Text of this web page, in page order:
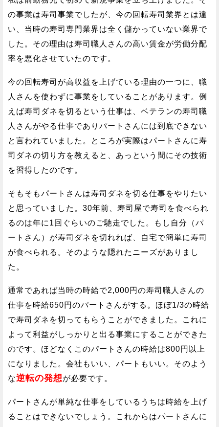
の事業は寿司事業でしたが、今の回転寿司業界とは違
い、当時の寿司専門業界は全く儲かっていない業界で
した。その理由は寿司職人さんの高い賃金が労働分配
率を悪化させていたのです。
今の回転寿司が高収益を上げている理由の一つに、職
人さんを使わずに事業をしていることがあります。例
えば寿司ダネを切るという仕事は、ベテランの寿司職
人さんがやる仕事でありパートさんには到底できない
と言われていました。ところが実際はパートさんに寿
司ダネの切り方を教えると、あっという間にその技術
を習得したのです。
そもそもパートさんは寿司ダネを切る仕事をやりたい
と思っていました。30年前、寿司屋で寿司を食べられ
るのは年に1回ぐらいのご馳走でした。もし自分（パ
ートさん）が寿司ダネを切れれば、自宅で簡単に寿司
が食べられる。そのような隠れたニーズがありまし
た。
通常であれば当時の時給で2,000円の寿司職人さんの
仕事を時給650円のパートさんがする。ほぼ1/3の時給
で寿司ダネを切ってもらうことができました。これに
よって利益がしっかりと出る事業にすることができた
のです。ほどなくこのパートさんの時給は800円以上
になりました。会社もいい、パートもいい。そのよう
な逆転の発想が必要です。
パートさんが単純な仕事をしているうちは時給を上げ
ることはできないでしょう。これからはパートさんに